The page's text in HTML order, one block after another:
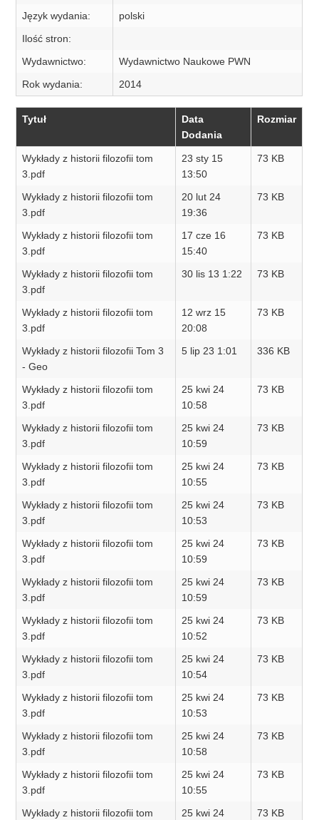
Język wydania:
polski
Ilość stron:
Wydawnictwo:
Wydawnictwo Naukowe PWN
Rok wydania:
2014
Tytuł
Data
Dodania
Rozmiar
Wykłady z historii filozofii tom
3.pdf
23 sty 15
13:50
73 KB
Wykłady z historii filozofii tom
3.pdf
20 lut 24
19:36
73 KB
Wykłady z historii filozofii tom
3.pdf
17 cze 16
15:40
73 KB
Wykłady z historii filozofii tom
3.pdf
30 lis 13 1:22 73 KB
Wykłady z historii filozofii tom
3.pdf
12 wrz 15
20:08
73 KB
Wykłady z historii filozofii Tom 3
- Geo
5 lip 23 1:01 336 KB
Wykłady z historii filozofii tom
3.pdf
25 kwi 24
10:58
73 KB
Wykłady z historii filozofii tom
3.pdf
25 kwi 24
10:59
73 KB
Wykłady z historii filozofii tom
3.pdf
25 kwi 24
10:55
73 KB
Wykłady z historii filozofii tom
3.pdf
25 kwi 24
10:53
73 KB
Wykłady z historii filozofii tom
3.pdf
25 kwi 24
10:59
73 KB
Wykłady z historii filozofii tom
3.pdf
25 kwi 24
10:59
73 KB
Wykłady z historii filozofii tom
3.pdf
25 kwi 24
10:52
73 KB
Wykłady z historii filozofii tom
3.pdf
25 kwi 24
10:54
73 KB
Wykłady z historii filozofii tom
3.pdf
25 kwi 24
10:53
73 KB
Wykłady z historii filozofii tom
3.pdf
25 kwi 24
10:58
73 KB
Wykłady z historii filozofii tom
3.pdf
25 kwi 24
10:55
73 KB
Wykłady z historii filozofii tom
25 kwi 24
73 KB